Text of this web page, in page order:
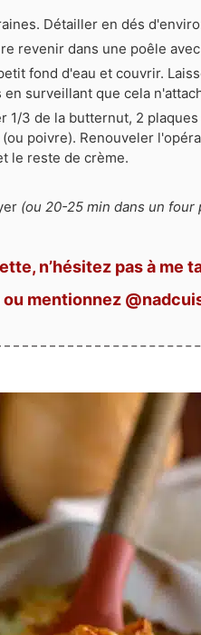
Détailler en dés
revenir dans une poêle
fond d'eau et couvrir.
surveillant que cela
1/3 de la butternut, 2
poivre). Renouveler
le reste de crème.
(ou 20-25 min dans un four
n’hésitez pas à me
mentionnez